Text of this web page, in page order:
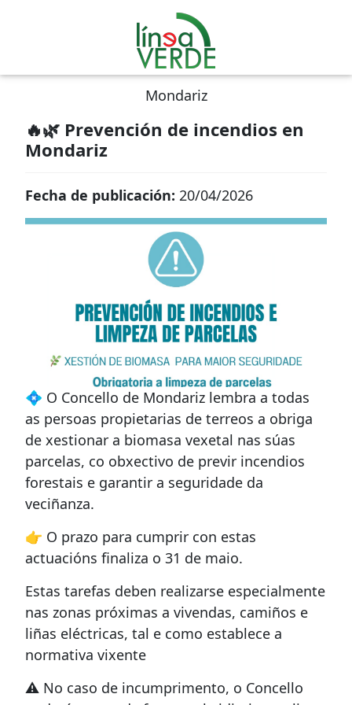
Mondariz
🔥🌿 Prevención de incendios en
Mondariz
Fecha de publicación: 20/04/2026
💠 O Concello de Mondariz lembra a todas
as persoas propietarias de terreos a obriga
de xestionar a biomasa vexetal nas súas
parcelas, co obxectivo de previr incendios
forestais e garantir a seguridade da
veciñanza.
👉 O prazo para cumprir con estas
actuacións finaliza o 31 de maio.
Estas tarefas deben realizarse especialmente
nas zonas próximas a vivendas, camiños e
liñas eléctricas, tal e como establece a
normativa vixente
⚠️ No caso de incumprimento, o Concello